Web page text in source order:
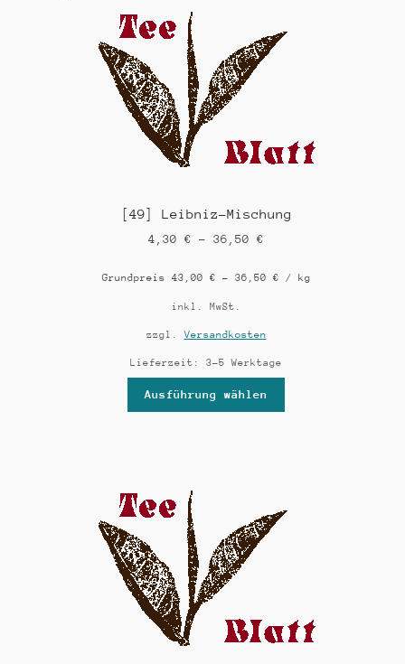
[49] Leibniz-Mischung
4,30 € – 36,50 €
Grundpreis 43,00 € – 36,50 € / kg
inkl. MwSt.
zzgl.Versandkosten
Lieferzeit: 3-5 Werktage
Ausführung wählen